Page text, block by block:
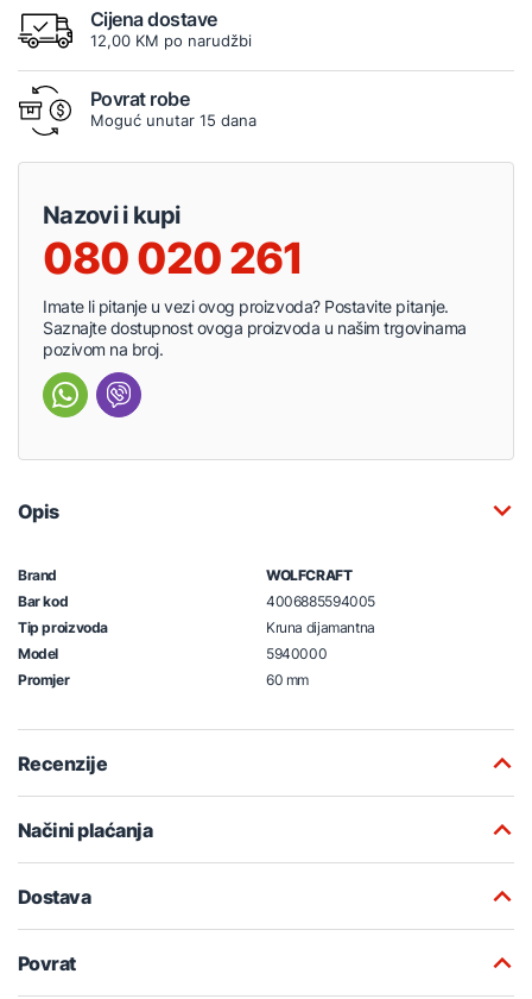
Cijena dostave
12,00 KM po narudžbi
Povrat robe
Moguć unutar 15 dana
Nazovi i kupi
080 020 261
Imate li pitanje u vezi ovog proizvoda? Postavite pitanje.
Saznajte dostupnost ovoga proizvoda u našim trgovinama
pozivom na broj.
Opis
Brand
WOLFCRAFT
Bar kod
4006885594005
Tip proizvoda
Kruna dijamantna
Model
5940000
Promjer
60 mm
Recenzije
Načini plaćanja
Dostava
Povrat